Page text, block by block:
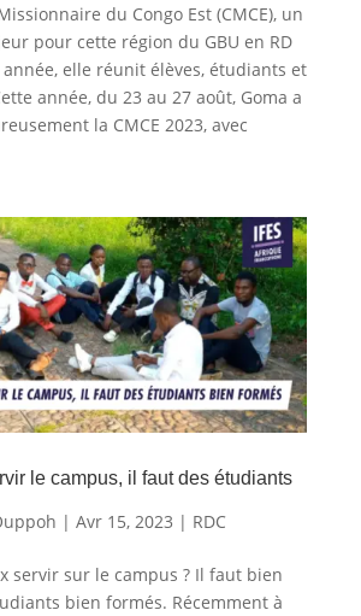
du Congo Est (CMCE), un
pour cette région du GBU en RD
année, elle réunit élèves, étudiants et
année, du 23 au 27 août, Goma a
la CMCE 2023, avec
le campus, il faut des étudiants
| Avr 15, 2023 | RDC
servir sur le campus ? Il faut bien
bien formés. Récemment à